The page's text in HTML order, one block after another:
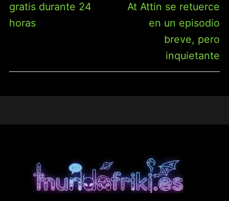
gratis durante 24
horas
At Attin se retuerce
en un episodio
breve, pero
inquietante